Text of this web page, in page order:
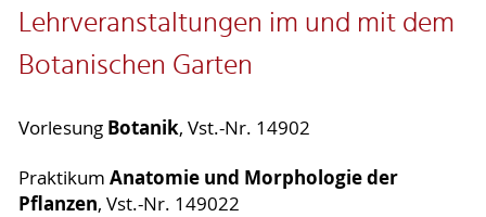
Lehrveranstaltungen im und mit dem
Botanischen Garten
Vorlesung Botanik, Vst.-Nr. 14902
Praktikum Anatomie und Morphologie der
Pflanzen, Vst.-Nr. 149022